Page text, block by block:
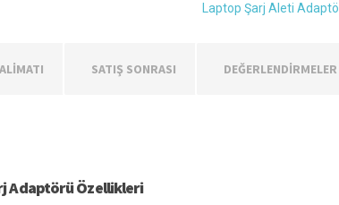
adet
Laptop Şarj Aleti
SATIŞ SONRASI
Adaptörü Özellikleri